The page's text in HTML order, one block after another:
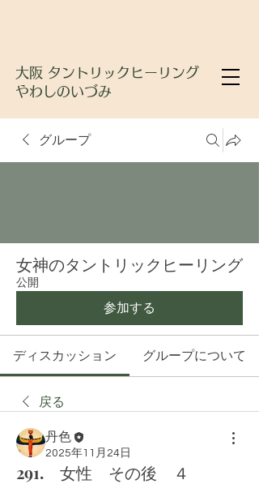
大阪 タントリックヒーリング
やわしのいづみ
グループ
女神のタントリックヒーリング
公開
参加する
ディスカッション グループについて
戻る
丹色
2025年11月24日
291. 女性 その後 ４